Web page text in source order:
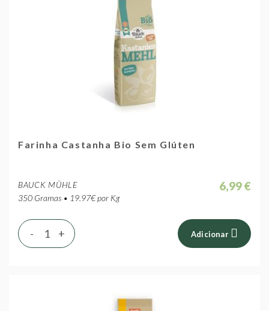
Farinha Castanha Bio Sem Glúten
BAUCK MÜHLE
350 Gramas • 19.97€ por Kg
6,99 €
+
- Adicionar